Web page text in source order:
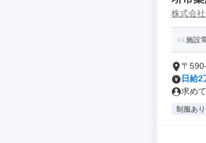
株式会
施設
〒
日給2
求め
制服あり